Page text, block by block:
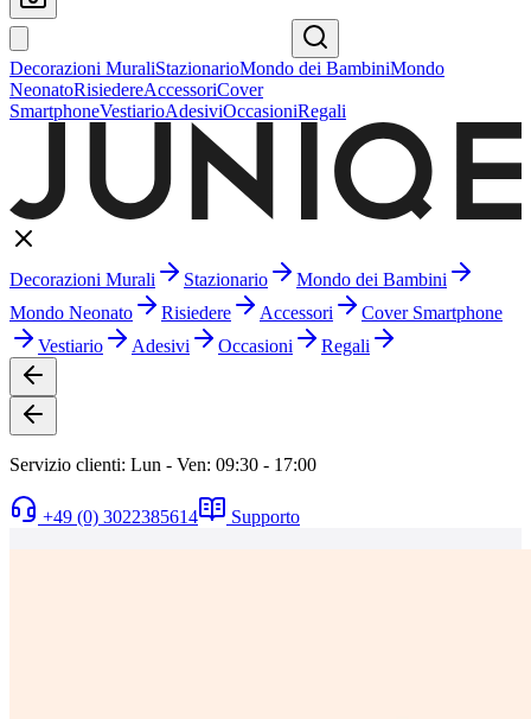
Decorazioni MuraliStazionarioMondo dei BambiniMondo
NeonatoRisiedereAccessoriCover
SmartphoneVestiarioAdesiviOccasioniRegali
Decorazioni Murali Stazionario
Mondo dei Bambini
Mondo Neonato
Risiedere Accessori
Cover Smartphone
Vestiario
Adesivi Occasioni Regali
Servizio clienti: Lun - Ven: 09:30 - 17:00
+49 (0) 3022385614 Supporto